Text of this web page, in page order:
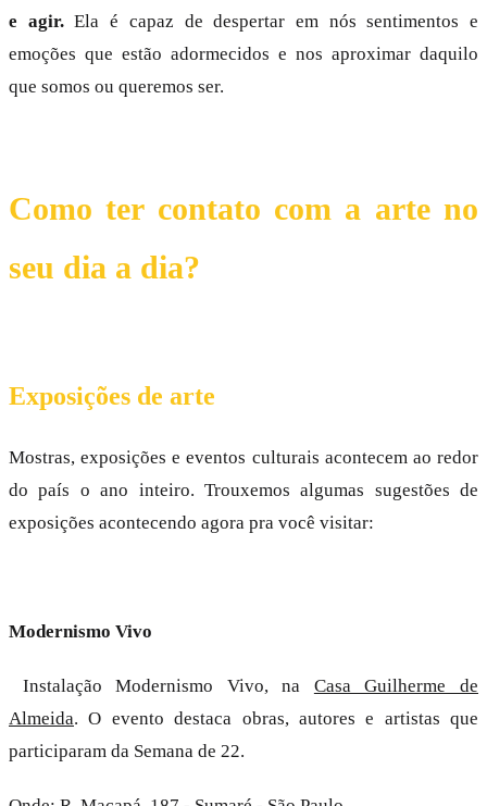
e agir.Ela é capaz de despertar em nós sentimentos e
emoções que estão adormecidos e nos aproximar daquilo
que somos ou queremos ser.
Como ter contato com a arte no
seu dia a dia?
Exposições de arte
Mostras, exposições e eventos culturais acontecem ao redor
do país o ano inteiro. Trouxemos algumas sugestões de
exposições acontecendo agora pra você visitar:
Modernismo Vivo
Instalação Modernismo Vivo, na Casa Guilherme de
Almeida. O evento destaca obras, autores e artistas que
participaram da Semana de 22.